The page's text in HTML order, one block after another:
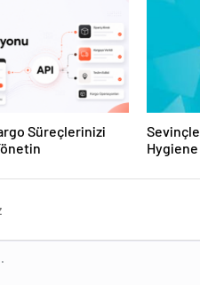
Süreçlerinizi